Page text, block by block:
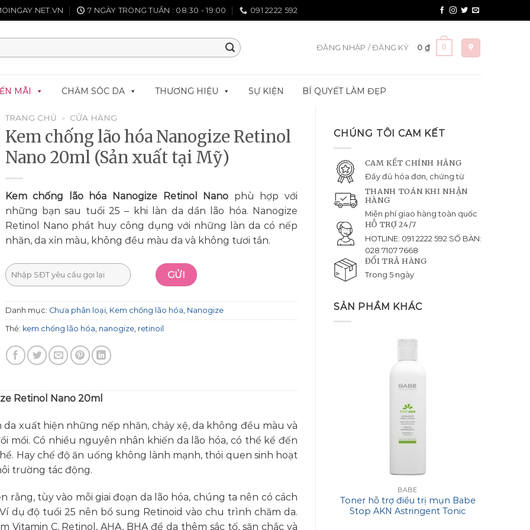
7 NGÀY TRONG TUẦN : 08:30 - 19:00 091 2222 592
ĐĂNG NHẬP / ĐĂNG KÝ 0 ₫ 0
MÃI CHĂM SÓC DA THƯƠNG HIỆU SỰ KIỆN BÍ QUYẾT LÀM ĐẸP
CHÚNG TÔI CAM KẾT
CAM KẾT CHÍNH HÃNG
Đầy đủ hóa đơn, chứng từ
THANH TOÁN KHI NHẬN
HÀNG
Miễn phí giao hàng toàn quốc
HỖ TRỢ 24/7
HOTLINE: 091 2222 592 SỐ BÀN:
028 7107 7668
ĐỔI TRẢ HÀNG
Trong 5 ngày
SẢN PHẦM KHÁC
BABE
Toner hỗ trợ điều trị mụn Babe
Stop AKN Astringent Tonic
TRANG CHỦ » CỬA HÀNG
Kem chống lão hóa Nanogize Retinol
Nano 20ml (Sản xuất tại Mỹ)
Kem chống lão hóa Nanogize Retinol Nano phù hợp với
những bạn sau tuổi 25 – khi làn da dần lão hóa. Nanogize
Retinol Nano phát huy công dụng với những làn da có nếp
nhăn, da xỉn màu, không đều màu da và không tươi tắn.
Danh mục: Chưa phân loại, Kem chống lão hóa, Nanogize
Thẻ: kem chống lão hóa, nanogize, retinoil
Retinol Nano 20ml
xuất hiện những nếp nhăn, chảy xệ, da không đều màu và
mồi. Có nhiều nguyên nhân khiến da lão hóa, có thể kể đến
Hay chế độ ăn uống không lành mạnh, thói quen sinh hoạt
trường tác động.
rằng, tùy vào mỗi giai đoạn da lão hóa, chúng ta nên có cách
dụ độ tuổi 25 nên bổ sung Retinoid vào chu trình chăm da.
Vitamin C, Retinol, AHA, BHA để da thêm sắc tố, săn chắc và